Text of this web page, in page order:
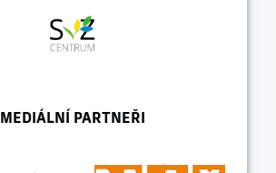
MEDIÁLNÍ PARTNEŘI